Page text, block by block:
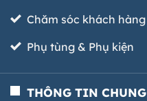
Chăm sóc khách hàng
Phụ tùng & Phụ kiện
THÔNG TIN CHUNG